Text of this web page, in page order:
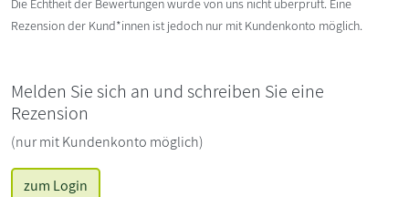
Die Echtheit der Bewertungen wurde von uns nicht überprüft. Eine
Rezension der Kund*innen ist jedoch nur mit Kundenkonto möglich.
Melden Sie sich an und schreiben Sie eine
Rezension
(nur mit Kundenkonto möglich)
zum Login